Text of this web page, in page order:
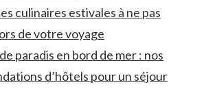
culinaires estivales à ‌ne pas
de votre voyage
paradis en bord‍ de mer : nos
d’hôtels pour un séjour